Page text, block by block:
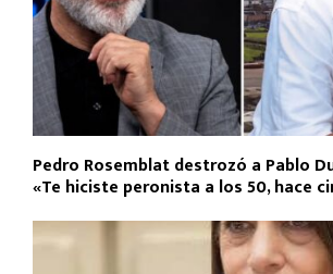
Pedro Rosemblat destrozó a Pablo
«Te hiciste peronista a los 50, hace